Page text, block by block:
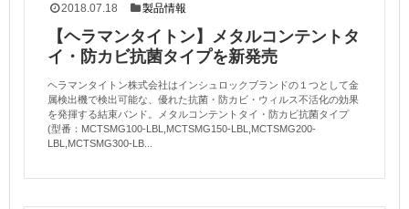
2018.07.18 製品情報
【ヘラマンタイトン】メタルコンテントタ
イ・防カビ抗菌タイプを新発売
ヘラマンタイトン株式会社はインシュロックブランドの１つとして金
属検出機で検出可能な、優れた抗菌・防カビ・ウィルス不活化の効果
を発揮する結束バンド。メタルコンテントタイ・防カビ抗菌タイプ
(型番：MCTSMG100-LBL,MCTSMG150-LBL,MCTSMG200-
LBL,MCTSMG300-LB...